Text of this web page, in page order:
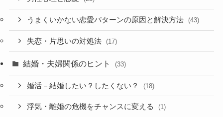
うまくいかない恋愛パターンの原因と解決方法 (43)
失恋・片思いの対処法 (17)
結婚・夫婦関係のヒント (33)
婚活－結婚したい？したくない？ (18)
浮気・離婚の危機をチャンスに変える (1)